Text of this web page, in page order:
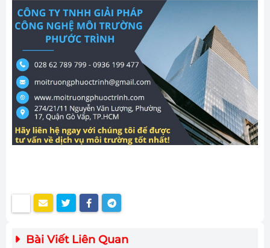
Bài Viết Liên Quan